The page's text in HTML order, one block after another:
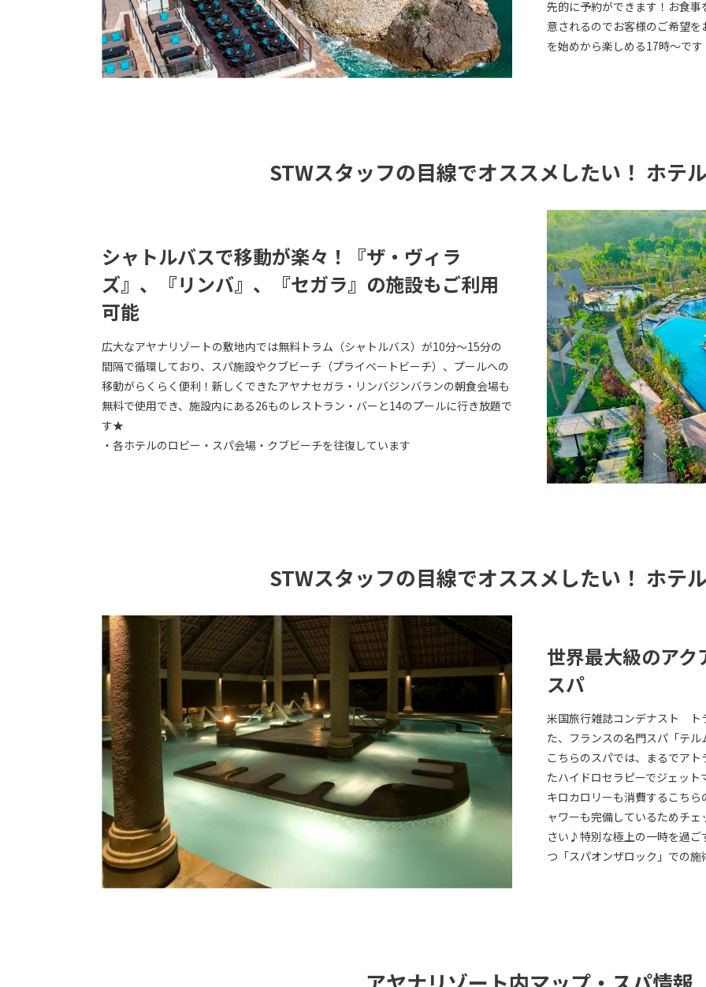
先的に予約ができます！お食
意されるのでお客様のご希望
を始めから楽しめる17時～です
STWスタッフの目線でオススメしたい！ ホテ
シャトルバスで移動が楽々！『ザ・ヴィラ
ズ』、『リンバ』、『セガラ』の施設もご利用
可能
広大なアヤナリゾートの敷地内では無料トラム（シャトルバス）が10分～15分の
間隔で循環しており、スパ施設やクブビーチ（プライベートビーチ）、プールへの
移動がらくらく便利！新しくできたアヤナセガラ・リンバジンバランの朝食会場も
無料で使用でき、施設内にある26ものレストラン・バーと14のプールに行き放題で
す★
・各ホテルのロビー・スパ会場・クブビーチを往復しています
STWスタッフの目線でオススメしたい！ ホテ
世界最大級のア
スパ
米国旅行雑誌コンデナスト ト
た、フランスの名門スパ「テ
こちらのスパでは、まるでア
たハイドロセラピーでジェッ
キロカロリーも消費するこち
ャワーも完備しているためチ
さい♪特別な極上の一時を過ご
つ「スパオンザロック」での施